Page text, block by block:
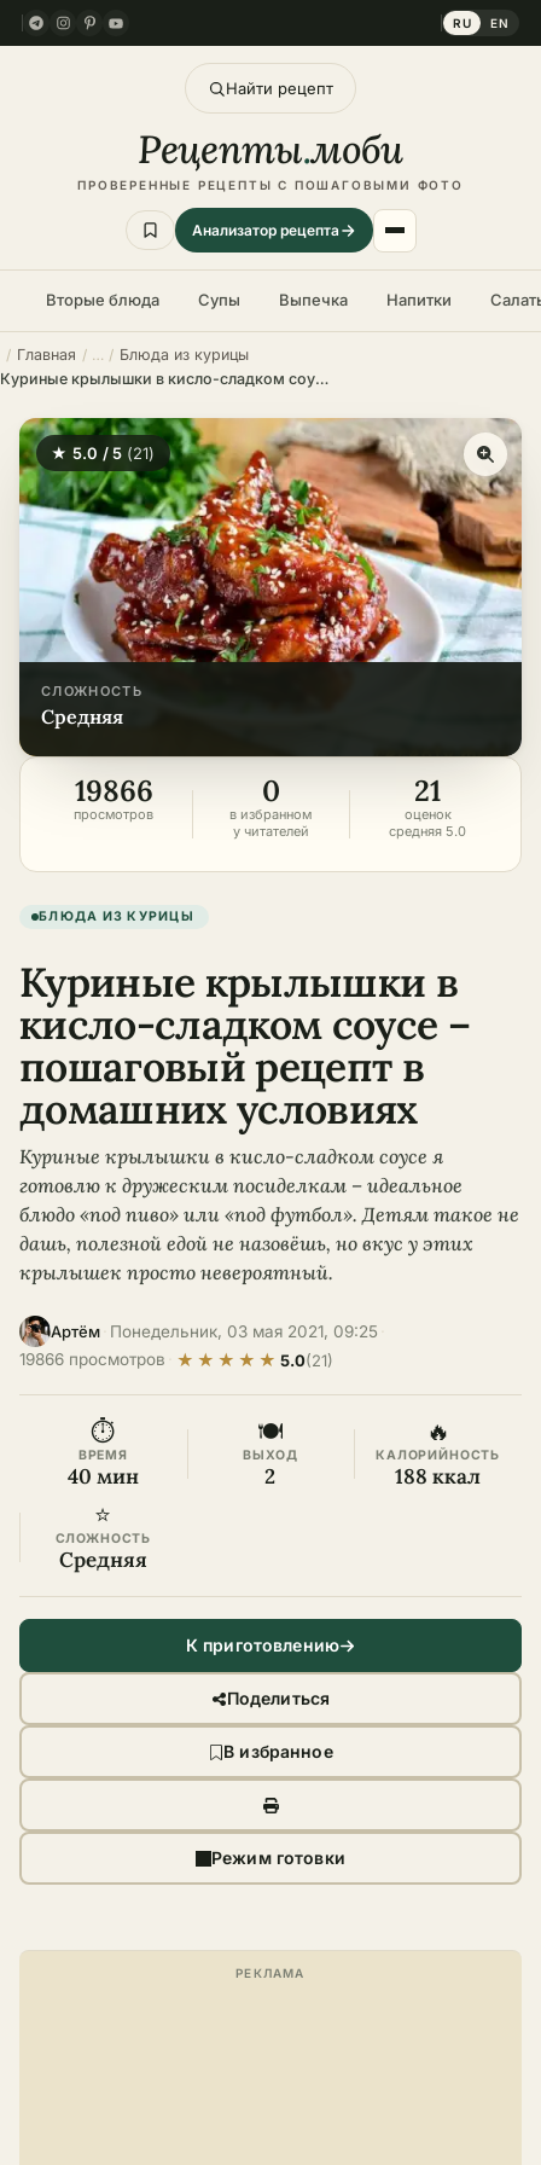
RU EN
Найти рецепт
Рецепты.моби
ПРОВЕРЕННЫЕ РЕЦЕПТЫ С ПОШАГОВЫМИ ФОТО
Анализатор рецепта
Вторые блюда Супы Выпечка Напитки
Главная
Блюда из курицы
Куриные крылышки в кисло-сладком соусе – пошаговый рецепт в домашних условиях
★ 5.0 / 5 (21)
СЛОЖНОСТЬ
средняя
19866
просмотров
0
в избранном
у читателей
21
оценок
средняя 5.0
БЛЮДА ИЗ КУРИЦЫ
Куриные крылышки в
кисло-сладком соусе –
пошаговый рецепт в
домашних условиях
Куриные крылышки в кисло-сладком соусе я
готовлю к дружеским посиделкам – идеальное
блюдо «под пиво» или «под футбол». Детям такое не
дашь, полезной едой не назовёшь, но вкус у этих
крылышек просто невероятный.
Артём Понедельник, 03 мая 2021, 09:25
19866 просмотров
★ ★ ★ ★ ★ 5.0(21)
⏱
ВРЕМЯ
40 мин
🍽
ВЫХОД
2
🔥
КАЛОРИЙНОСТЬ
188 ккал
⭐
СЛОЖНОСТЬ
Средняя
К приготовлению
Поделиться
В избранное
Режим готовки